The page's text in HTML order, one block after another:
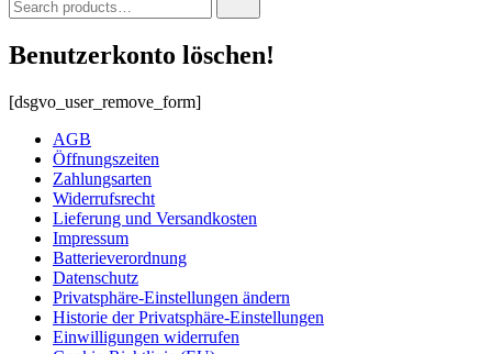
for:
Benutzerkonto löschen!
[dsgvo_user_remove_form]
AGB
Öffnungszeiten
Zahlungsarten
Widerrufsrecht
Lieferung und Versandkosten
Impressum
Batterieverordnung
Datenschutz
Privatsphäre-Einstellungen ändern
Historie der Privatsphäre-Einstellungen
Einwilligungen widerrufen